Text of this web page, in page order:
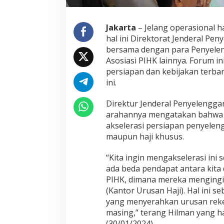
s
r
s
u
m
d
s
o
s
i
i
u
n
t
u
k
A
Jakarta – Jelang operasional
hal ini Direktorat Jenderal
bersama dengan para
Asosiasi PIHK lainnya. Forum
persiapan dan kebijakan
ini.
Direktur Jenderal
arahannya mengatakan
akselerasi persiapan
maupun haji khusus.
“Kita ingin mengakselerasi ini
ada beda pendapat antara
PIHK, dimana mereka
(Kantor Urusan Haji). Hal ini
yang menyerahkan urusan
masing,” terang Hilman yang